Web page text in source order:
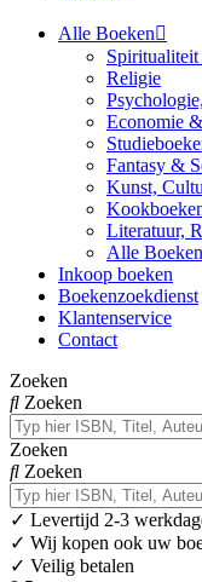
Alle Boeken
Religie
Economie
Fantasy &
Kunst,
Literatuur,
Alle Boeken
Inkoop boeken
Boekenzoekdienst
Klantenservice
Contact
Zoeken
Zoeken
Zoeken
Zoeken
✓ Levertijd 2-3
✓ Wij kopen ook uw
✓ Veilig betalen